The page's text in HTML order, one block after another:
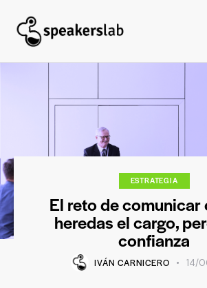
ESTRATEGIA
El reto de comunicar
heredas el cargo,
confianza
IVÁN CARNICERO 14/